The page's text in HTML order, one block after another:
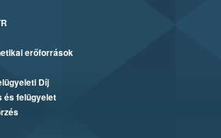
erőforrások
Díj
és felügyelet